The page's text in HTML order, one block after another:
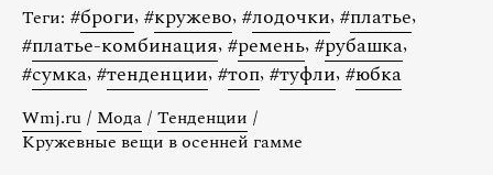
Теги: #броги, #кружево, #лодочки, #платье,
#платье-комбинация, #ремень, #рубашка,
#сумка, #тенденции, #топ, #туфли, #юбка
Wmj.ru / Мода / Тенденции /
Кружевные вещи в осенней гамме